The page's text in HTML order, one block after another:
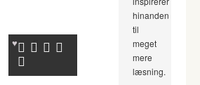
hinanden
til
meget
mere
læsning.